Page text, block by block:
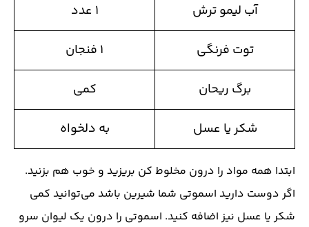
آب لیمو ترش ۱ عدد
توت فرنگی ۱ فنجان
برگ ریحان کمی
شکر یا عسل به دلخواه
ابتدا همه مواد را درون مخلوط کن بریزید و خوب هم بزنید.
اگر دوست دارید اسموتی شما شیرین باشد می‌توانید کمی
شکر یا عسل نیز اضافه کنید. اسموتی را درون یک لیوان سرو